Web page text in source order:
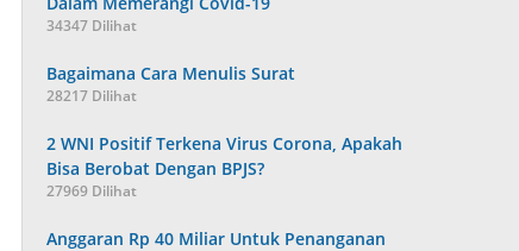
34347 Dilihat
Bagaimana Cara Menulis Surat
28217 Dilihat
2 WNI Positif Terkena Virus Corona, Apakah
Bisa Berobat Dengan BPJS?
27969 Dilihat
Anggaran Rp 40 Miliar Untuk Penanganan